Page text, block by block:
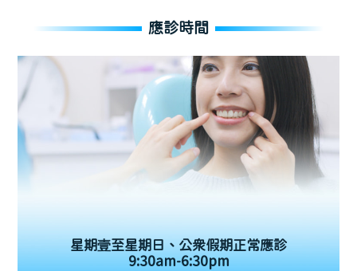
應診時間
星期壹至星期日、公眾假期正常應診
9:30am-6:30pm